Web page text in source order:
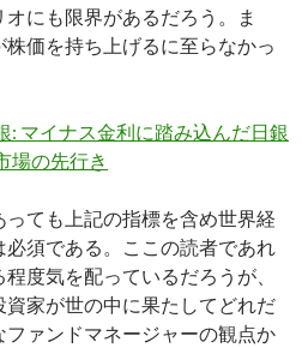
にも限界があるだろう。ま
価を持ち上げるに至らなかっ
: マイナス金利に踏み込んだ日銀
場の先行き
ても上記の指標を含め世界経
須である。ここの読者であれ
度気を配っているだろうが、
家が世の中に果たしてどれだ
ァンドマネージャーの観点か